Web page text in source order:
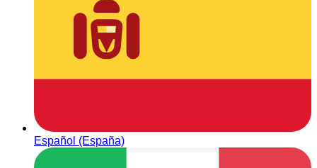
Español (España)